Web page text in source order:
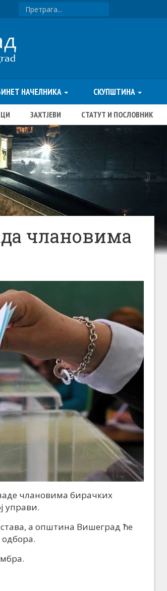
НАЧЕЛНИКА СКУПШТИНА
ЗАХТЈЕВИ СТАТУТ И ПОСЛОВНИК
члановима
члановима бирачких
управи.
а општина Вишеград ће